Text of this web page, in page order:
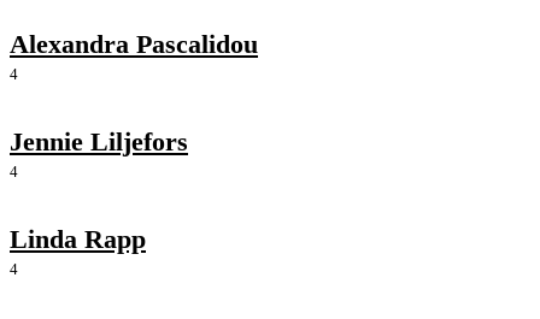
Alexandra Pascalidou
4
Jennie Liljefors
4
Linda Rapp
4